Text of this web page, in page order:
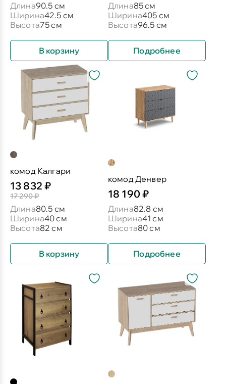
Длина90.5 см
Ширина42.5 см
Высота75 см
В корзину
Длина85 см
Ширина405 см
Высота96.5 см
Подробнее
комод Калгари
13 832 ₽
17 290 ₽
Длина80.5 см
Ширина40 см
Высота82 см
В корзину
комод Денвер
18 190 ₽
Длина82.8 см
Ширина41 см
Высота80 см
Подробнее